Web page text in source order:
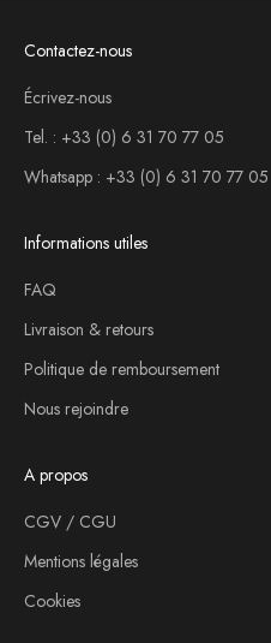
Contactez-nous
Écrivez-nous
Tel. : +33 (0) 6 31 70 77 05
Whatsapp : +33 (0) 6 31 70 77 05
Informations utiles
FAQ
Livraison & retours
Politique de remboursement
Nous rejoindre
A propos
CGV / CGU
Mentions légales
Cookies